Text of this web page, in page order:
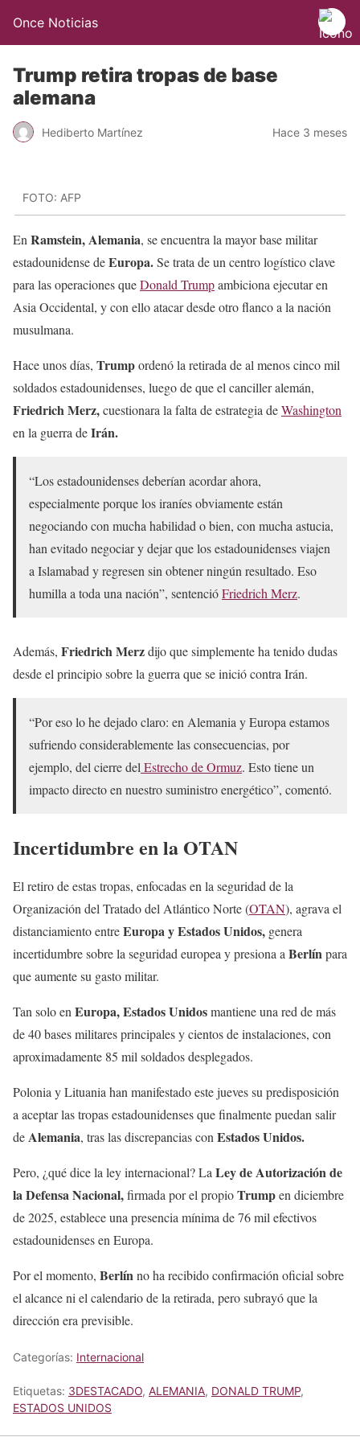
Once Noticias
Trump retira tropas de base
alemana
Hediberto Martínez Hace 3 meses
FOTO: AFP
En Ramstein, Alemania, se encuentra la mayor base militar
estadounidense deEuropa.Se trata de un centro logístico clave
para las operaciones queDonald Trumpambiciona ejecutar en
Asia Occidental, y con ello atacar desde otro flanco a la nación
musulmana.
Hace unos días, Trumpordenó la retirada de al menos cinco mil
soldados estadounidenses, luego de que el canciller alemán,
Friedrich Merz,cuestionara la falta de estrategia deWashington
en la guerra deIrán.
“Los estadounidenses deberían acordar ahora,
especialmente porque los iraníes obviamente están
negociando con mucha habilidad o bien, con mucha astucia,
han evitado negociar y dejar que los estadounidenses viajen
a Islamabad y regresen sin obtener ningún resultado. Eso
humilla a toda una nación”, sentencióFriedrich Merz.
Además, Friedrich Merzdijo que simplemente ha tenido dudas
desde el principio sobre la guerra que se inició contra Irán.
“Por eso lo he dejado claro: en Alemania y Europa estamos
sufriendo considerablemente las consecuencias, por
ejemplo, del cierre del Estrecho de Ormuz. Esto tiene un
impacto directo en nuestro suministro energético”, comentó.
Incertidumbre en la OTAN
El retiro de estas tropas, enfocadas en la seguridad de la
Organización del Tratado del Atlántico Norte (OTAN), agrava el
distanciamiento entreEuropa y Estados Unidos, genera
incertidumbre sobre la seguridad europea y presiona a Berlínpara
que aumente su gasto militar.
Tan solo en Europa, Estados Unidosmantiene una red de más
de 40 bases militares principales y cientos de instalaciones, con
aproximadamente 85 mil soldados desplegados.
Polonia y Lituania han manifestado este jueves su predisposición
a aceptar las tropas estadounidenses que finalmente puedan salir
deAlemania, tras las discrepancias con Estados Unidos.
Pero, ¿qué dice la ley internacional? La Ley de Autorización de
la Defensa Nacional,firmada por el propioTrumpen diciembre
de 2025, establece una presencia mínima de 76 mil efectivos
estadounidenses en Europa.
Por el momento, Berlínno ha recibido confirmación oficial sobre
el alcance ni el calendario de la retirada, pero subrayó que la
dirección era previsible.
Categorías: Internacional
Etiquetas: 3DESTACADO, ALEMANIA, DONALD TRUMP,
ESTADOS UNIDOS